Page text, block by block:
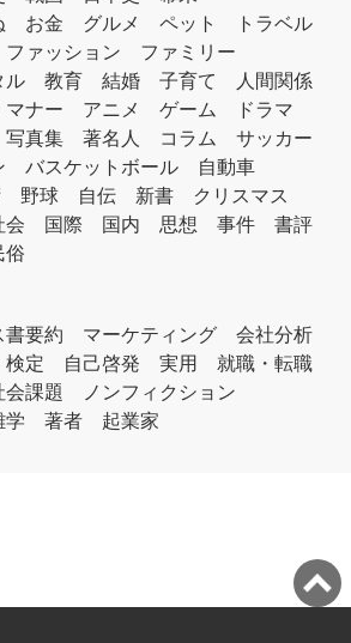
お金 グルメ ペット
トラベル
ファッション
ファミリー
ル 教育 結婚 子育て
人間関係
マナー アニメ ゲーム
ドラマ
写真集 著名人 コラム
サッカー
バスケットボール
自動車
野球 自伝 新書
クリスマス
会 国際 国内 思想 事件
書評
俗
書要約 マーケティング
会社分析
検定 自己啓発 実用
就職・転職
会課題
ノンフィクション
学 著者 起業家